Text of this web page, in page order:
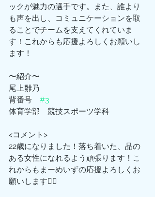
ックが魅力の選手です。また、誰より
も声を出し、コミュニケーションを取
ることでチームを支えてくれていま
す！これからも応援よろしくお願いし
ます！
〜紹介〜
尾上雛乃
背番号 #3
体育学部　競技スポーツ学科
<コメント>
22歳になりました！落ち着いた、品の
ある女性になれるよう頑張ります！こ
れからもまーめいずの応援よろしくお
願いします🙇‍♀️